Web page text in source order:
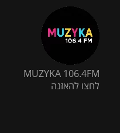
MUZYKA 106.4FM
לחצו להאזנה